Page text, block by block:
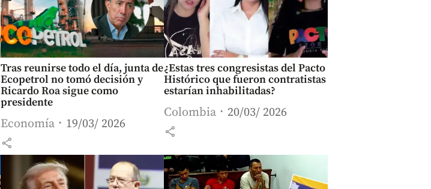
Tras reunirse todo el día, junta de
Ecopetrol no tomó decisión y
Ricardo Roa sigue como
presidente
Economía 19/03/ 2026
share
¿Estas tres congresistas del Pacto
Histórico que fueron contratistas
estarían inhabilitadas?
Colombia 20/03/ 2026
share